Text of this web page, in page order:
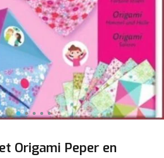
Origami Peper en